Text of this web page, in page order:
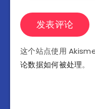
这个站点使用
论数据如何被处理。